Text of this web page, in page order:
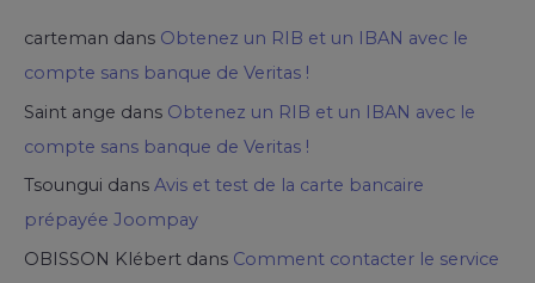
carteman dans Obtenez un RIB et un IBAN avec le
compte sans banque de Veritas !
Saint ange dans Obtenez un RIB et un IBAN avec le
compte sans banque de Veritas !
Tsoungui dans Avis et test de la carte bancaire
prépayée Joompay
OBISSON Klébert dans Comment contacter le service